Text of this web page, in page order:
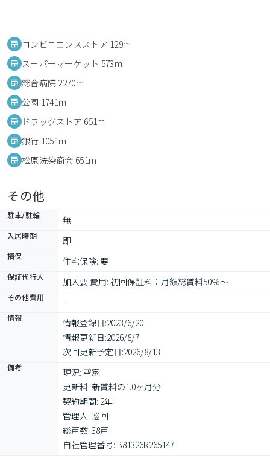
コンビニエンスストア 129m
スーパーマーケット 573m
総合病院 2270m
公園 1741m
ドラッグストア 651m
銀行 1051m
松原洗染商会 651m
その他
駐車/駐輪 無
入居時期 即
損保 住宅保険: 要
保証代行人 加入要 費用: 初回保証料：月額総賃料50％～
その他費用 -
情報 情報登録日:2023/6/20
情報更新日:2026/8/7
次回更新予定日:2026/8/13
備考
現況: 空家
更新料: 新賃料の1.0ヶ月分
契約期間: 2年
管理人: 巡回
総戸数: 38戸
自社管理番号: B81326R265147